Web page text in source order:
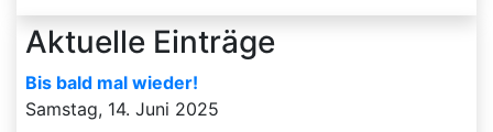
Aktuelle Einträge
Bis bald mal wieder!
Samstag, 14. Juni 2025